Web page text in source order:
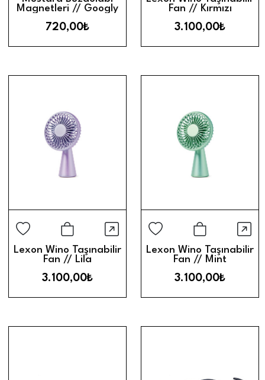
Magnetleri // Googly
720,00₺
Fan // Kırmızı
3.100,00₺
Sepete Ekle
Hızlı Görünüm
Lexon Wino Taşınabilir
Fan // Lila
3.100,00₺
Sepete
Lexon Wino Taşınabilir
Fan // Mint
3.100,00₺